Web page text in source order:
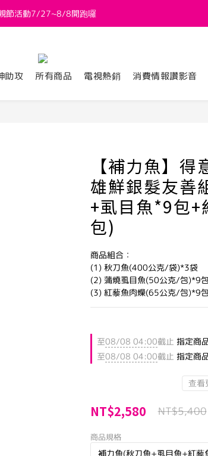
新會員送 $800購物金
新會員送 $800購物金
助攻 所有商品 電視熱銷 消費情報讚影音
【補力魚】
雄鮮銀髮友善
+虱目魚*9包+
包)
商品組合：
(1) 秋刀魚(400公克/袋)*3袋
(2) 蒲燒虱目魚(50公克/包)*9包
(3) 紅藜魚肉燥(65公克/包)*9包
至08/08 04:00截止 指定商
至08/08 04:00截止 指定商
查看
NT$2,580 NT$5,400
商品規格